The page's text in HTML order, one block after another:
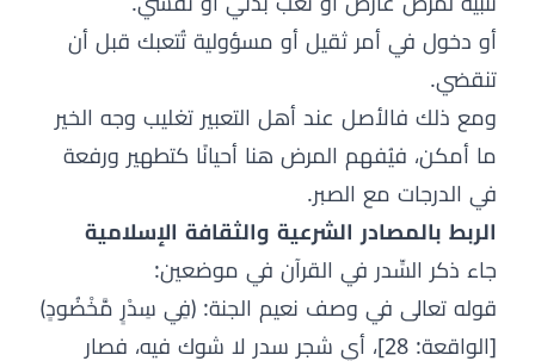
أو دخول في أمر ثقيل أو مسؤولية تُتعبك قبل أن
تنقضي.
ومع ذلك فالأصل عند أهل التعبير تغليب وجه الخير
ما أمكن، فيُفهم المرض هنا أحيانًا كتطهير ورفعة
في الدرجات مع الصبر.
الربط بالمصادر الشرعية والثقافة الإسلامية
جاء ذكر السِّدر في القرآن في موضعين:
قوله تعالى في وصف نعيم الجنة: ﴿فِي سِدْرٍ مَّخْضُودٍ﴾
[الواقعة: 28]، أي شجر سدر لا شوك فيه، فصار